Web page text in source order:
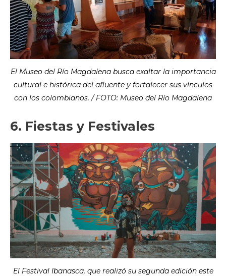
El Museo del Río Magdalena busca exaltar la importancia
cultural e histórica del afluente y fortalecer sus vínculos
con los colombianos. / FOTO: Museo del Río Magdalena
6. Fiestas y Festivales
El Festival Ibanasca, que realizó su segunda edición este